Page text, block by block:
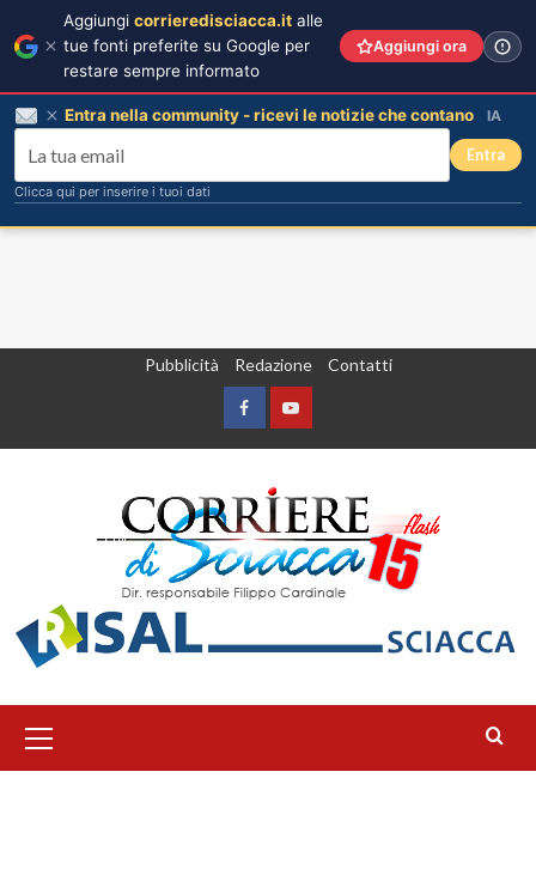
Pubblicità Redazione Contatti
FacebookYountube
principale
Aggiungi corrieredisciacca.it alle
tue fonti preferite su Google per
restare sempre informato
Aggiungi ora
Entra nella community - ricevi le notizie che contano IA
Entra
Clicca qui per inserire i tuoi dati